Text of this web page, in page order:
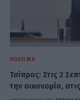
ΠΟΛΙΤΙΚΉ
Τσίπρας: Στις 2
την οικονομία,